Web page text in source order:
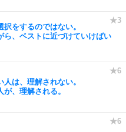
をするのではない。
ら、ベストに近づけていけばい
は、理解されない。
、理解される。